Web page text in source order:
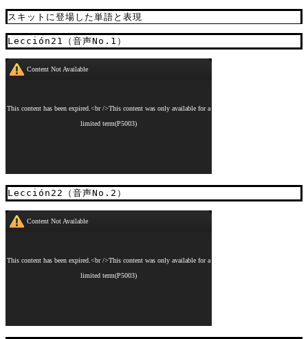
スキットに登場した単語と表現
Lección21（音声No.1）
Lección22（音声No.2）